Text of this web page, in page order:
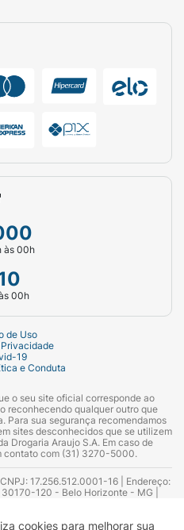
cookies para melhorar sua
às 00h
00h
de Uso
19
e Conduta
o seu site oficial corresponde ao
reconhecendo qualquer outro que
Para sua segurança recomendamos
sites desconhecidos que se utilizem
Drogaria Araujo S.A. Em caso de
contato com (31) 3270-5000.
17.256.512.0001-16 | Endereço:
120 - Belo Horizonte - MG |
Silva Alvarenga – CRF 52.584 -